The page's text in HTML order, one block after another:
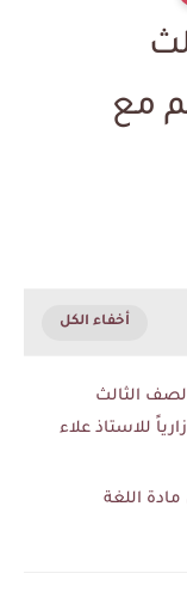
مع
لصف الثالث
للاستاذ علاء
اللغة